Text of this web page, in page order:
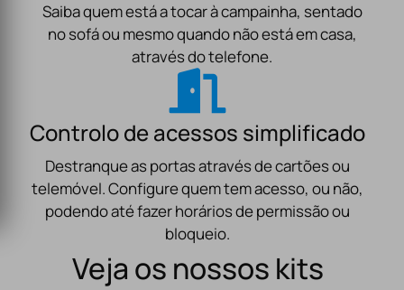
Saiba quem está a tocar à campainha, sentado
no sofá ou mesmo quando não está em casa,
através do telefone.
Controlo de acessos simplificado
Destranque as portas através de cartões ou
telemóvel. Configure quem tem acesso, ou não,
podendo até fazer horários de permissão ou
bloqueio.
Veja os nossos kits